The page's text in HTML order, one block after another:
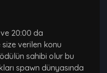
20:00 da
verilen konu
sahibi olur bu
spawn dünyasında